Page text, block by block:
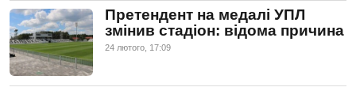
Претендент на медалі УПЛ
змінив стадіон: відома причина
24 лютого, 17:09